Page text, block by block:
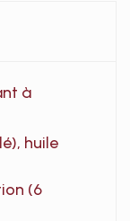
à
huile
(6